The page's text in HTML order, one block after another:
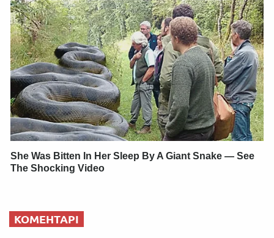
She Was Bitten In Her Sleep By A Giant Snake — See
The Shocking Video
КОМЕНТАРІ